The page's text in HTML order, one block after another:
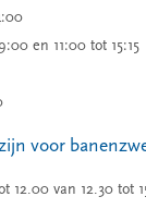
en 11:00 tot 15:15
voor
12.00 van 12.30 tot